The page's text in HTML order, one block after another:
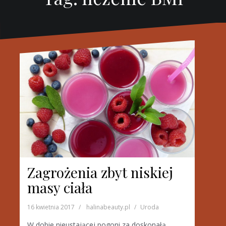
Zagrożenia zbyt niskiej
masy ciała
16 kwietnia 2017 halinabeauty.pl Uroda